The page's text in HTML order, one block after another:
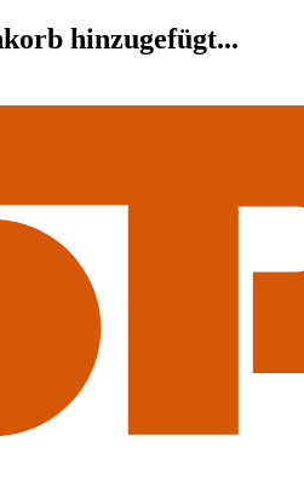
hinzugefügt...